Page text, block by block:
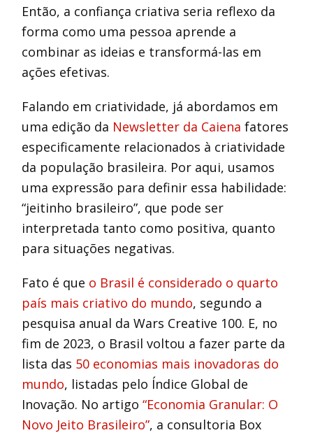
Então, a confiança criativa seria reflexo da
forma como uma pessoa aprende a
combinar as ideias e transformá-las em
ações efetivas.
Falando em criatividade, já abordamos em
uma edição da Newsletter da Caienafatores
especificamente relacionados à criatividade
da população brasileira. Por aqui, usamos
uma expressão para definir essa habilidade:
“jeitinho brasileiro”, que pode ser
interpretada tanto como positiva, quanto
para situações negativas.
Fato é que o Brasil é considerado o quarto
país mais criativo do mundo, segundo a
pesquisa anual da Wars Creative 100. E, no
fim de 2023, o Brasil voltou a fazer parte da
lista das 50 economias mais inovadoras do
mundo, listadas pelo Índice Global de
Inovação. No artigo“Economia Granular: O
Novo Jeito Brasileiro”, a consultoria Box